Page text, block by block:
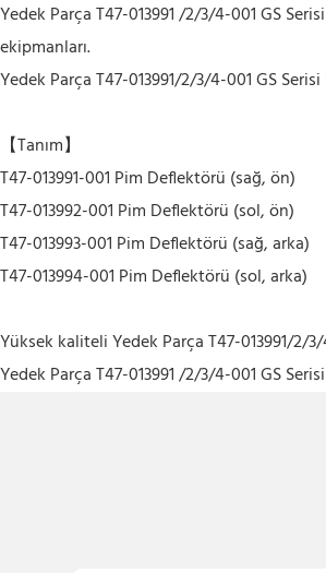
Yedek Parça T47-013991 /2/3/4-001 GS
ekipmanları.
Yedek Parça T47-013991/2/3/4-001 GS
【Tanım】
T47-013991-001 Pim Deflektörü (sağ, ön)
T47-013992-001 Pim Deflektörü (sol, ön)
T47-013993-001 Pim Deflektörü (sağ, arka)
T47-013994-001 Pim Deflektörü (sol, arka)
Yüksek kaliteli Yedek Parça T47-013991/2/
Yedek Parça T47-013991 /2/3/4-001 GS